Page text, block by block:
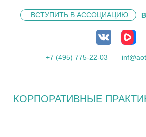
ВСТУПИТЬ В АССОЦИАЦИЮ
+7 (495) 775-22-03
КОРПОРАТИВНЫЕ